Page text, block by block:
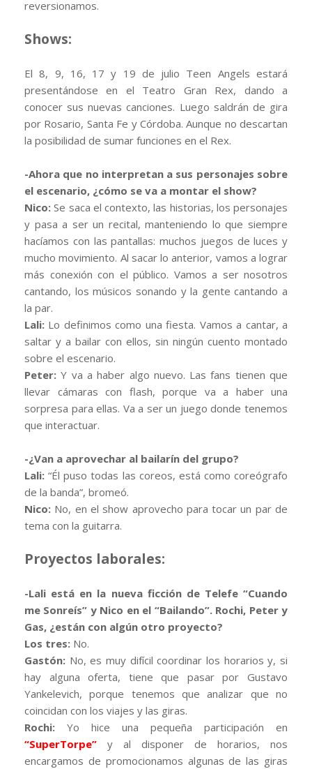
reversionamos.
Shows:
El 8, 9, 16, 17 y 19 de julio Teen Angels estará
presentándose en el Teatro Gran Rex, dando a
conocer sus nuevas canciones. Luego saldrán de gira
por Rosario, Santa Fe y Córdoba. Aunque no descartan
la posibilidad de sumar funciones en el Rex.
-Ahora que no interpretan a sus personajes sobre
el escenario, ¿cómo se va a montar el show?
Nico: Se saca el contexto, las historias, los personajes
y pasa a ser un recital, manteniendo lo que siempre
hacíamos con las pantallas: muchos juegos de luces y
mucho movimiento. Al sacar lo anterior, vamos a lograr
más conexión con el público. Vamos a ser nosotros
cantando, los músicos sonando y la gente cantando a
la par.
Lali: Lo definimos como una fiesta. Vamos a cantar, a
saltar y a bailar con ellos, sin ningún cuento montado
sobre el escenario.
Peter: Y va a haber algo nuevo. Las fans tienen que
llevar cámaras con flash, porque va a haber una
sorpresa para ellas. Va a ser un juego donde tenemos
que interactuar.
-¿Van a aprovechar al bailarín del grupo?
Lali: “Él puso todas las coreos, está como coreógrafo
de la banda”, bromeó.
Nico: No, en el show aprovecho para tocar un par de
tema con la guitarra.
Proyectos laborales:
-Lali está en la nueva ficción de Telefe “Cuando
me Sonreís” y Nico en el “Bailando”. Rochi, Peter y
Gas, ¿están con algún otro proyecto?
Los tres: No.
Gastón: No, es muy difícil coordinar los horarios y, si
hay alguna oferta, tiene que pasar por Gustavo
Yankelevich, porque tenemos que analizar que no
coincidan con los viajes y las giras.
Rochi: Yo hice una pequeña participación en
“SuperTorpe” y al disponer de horarios, nos
encargamos de promocionamos algunas de las giras